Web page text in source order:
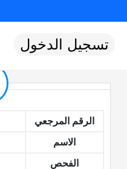
تسجيل الدخول
الرقم المرجعي
الاسم
الفحص